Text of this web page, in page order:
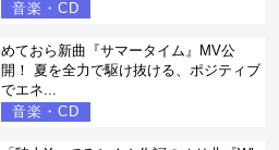
音楽・CD
めておら新曲『サマータイム』MV公
開！ 夏を全力で駆け抜ける、ポジティブ
でエネ...
音楽・CD